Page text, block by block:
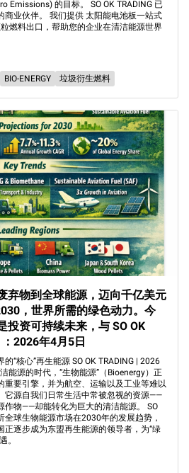
Emissions) 的目标。 SO OK TRADING 已
商业伙伴。 我们提供 太阳能电池板一站式
燃料出口，帮助您的企业在清洁能源世界
BIO-ENERGY 垃圾衍生燃料
弃物到全球能源，迈向千亿美元
，世界所需的绿色动力。今
投资可持续未来，与 SO OK
2026年4月5日
“核心”再生能源 SO OK TRADING | 2026
能源的时代，“生物能源”（Bioenergy）正
重要引擎，并为航空、运输以及工业等难以
它源自我们日常生活中常被忽视的资源——
作物——却能转化为巨大的清洁能源。 SO
全球生物能源市场在2030年的发展趋势，
正逐步成为东盟再生能源的领导者，为“绿
。